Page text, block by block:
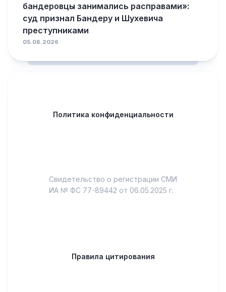
бандеровцы занимались расправами»:
суд признал Бандеру и Шухевича
преступниками
05.08.2026
Политика конфиденциальности
Свидетельство о регистрации СМИ
ИА № ФС 77-89442 от 06.05.2025 г.
Правила цитирования